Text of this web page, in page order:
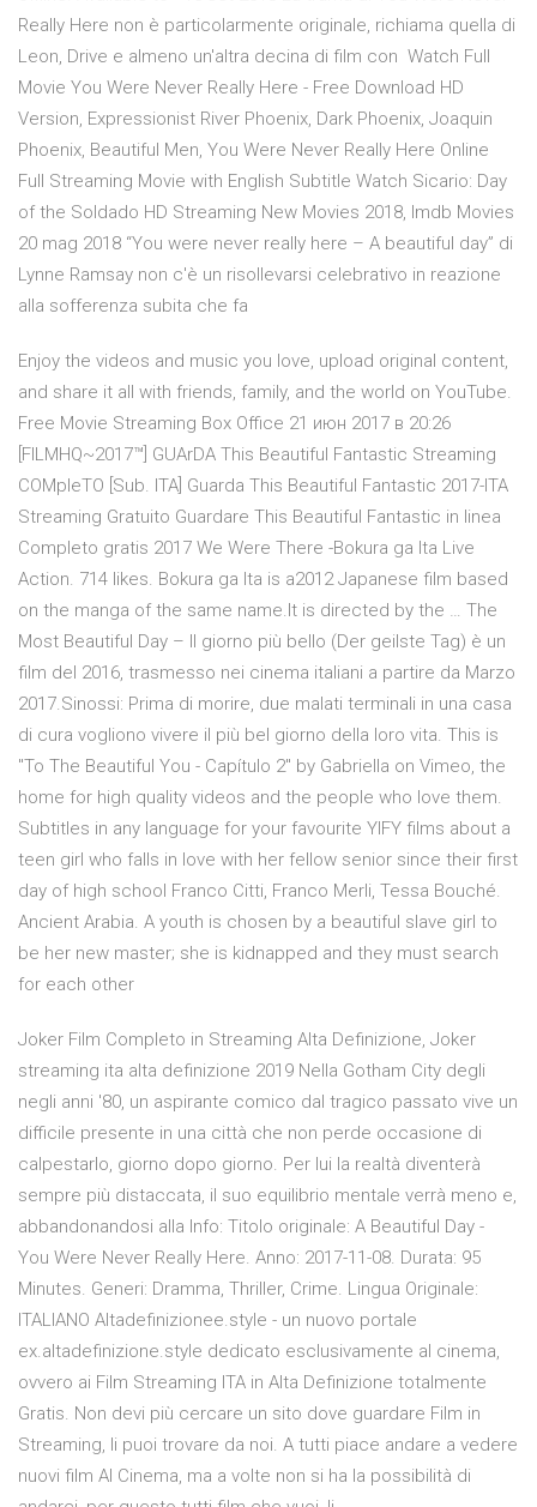
Really Here non è particolarmente originale, richiama quella di
Leon, Drive e almeno un'altra decina di film con Watch Full
Movie You Were Never Really Here - Free Download HD
Version, Expressionist River Phoenix, Dark Phoenix, Joaquin
Phoenix, Beautiful Men, You Were Never Really Here Online
Full Streaming Movie with English Subtitle Watch Sicario: Day
of the Soldado HD Streaming New Movies 2018, Imdb Movies
20 mag 2018 “You were never really here – A beautiful day” di
Lynne Ramsay non c'è un risollevarsi celebrativo in reazione
alla sofferenza subita che fa
Enjoy the videos and music you love, upload original content,
and share it all with friends, family, and the world on YouTube.
Free Movie Streaming Box Office 21 июн 2017 в 20:26
[FILMHQ~2017™] GUArDA This Beautiful Fantastic Streaming
COMpleTO [Sub. ITA] Guarda This Beautiful Fantastic 2017-ITA
Streaming Gratuito Guardare This Beautiful Fantastic in linea
Completo gratis 2017 We Were There -Bokura ga Ita Live
Action. 714 likes. Bokura ga Ita is a2012 Japanese film based
on the manga of the same name.It is directed by the … The
Most Beautiful Day – Il giorno più bello (Der geilste Tag) è un
film del 2016, trasmesso nei cinema italiani a partire da Marzo
2017.Sinossi: Prima di morire, due malati terminali in una casa
di cura vogliono vivere il più bel giorno della loro vita. This is
"To The Beautiful You - Capítulo 2" by Gabriella on Vimeo, the
home for high quality videos and the people who love them.
Subtitles in any language for your favourite YIFY films about a
teen girl who falls in love with her fellow senior since their first
day of high school Franco Citti, Franco Merli, Tessa Bouché.
Ancient Arabia. A youth is chosen by a beautiful slave girl to
be her new master; she is kidnapped and they must search
for each other
Joker Film Completo in Streaming Alta Definizione, Joker
streaming ita alta definizione 2019 Nella Gotham City degli
negli anni '80, un aspirante comico dal tragico passato vive un
difficile presente in una città che non perde occasione di
calpestarlo, giorno dopo giorno. Per lui la realtà diventerà
sempre più distaccata, il suo equilibrio mentale verrà meno e,
abbandonandosi alla Info: Titolo originale: A Beautiful Day -
You Were Never Really Here. Anno: 2017-11-08. Durata: 95
Minutes. Generi: Dramma, Thriller, Crime. Lingua Originale:
ITALIANO Altadefinizionee.style - un nuovo portale
ex.altadefinizione.style dedicato esclusivamente al cinema,
ovvero ai Film Streaming ITA in Alta Definizione totalmente
Gratis. Non devi più cercare un sito dove guardare Film in
Streaming, li puoi trovare da noi. A tutti piace andare a vedere
nuovi film Al Cinema, ma a volte non si ha la possibilità di